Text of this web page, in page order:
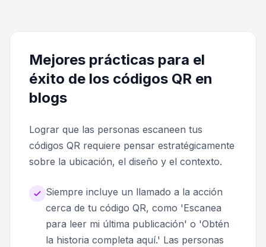
Mejores prácticas para el
éxito de los códigos QR en
blogs
Lograr que las personas escaneen tus
códigos QR requiere pensar estratégicamente
sobre la ubicación, el diseño y el contexto.
Siempre incluye un llamado a la acción
cerca de tu código QR, como 'Escanea
para leer mi última publicación' o 'Obtén
la historia completa aquí.' Las personas